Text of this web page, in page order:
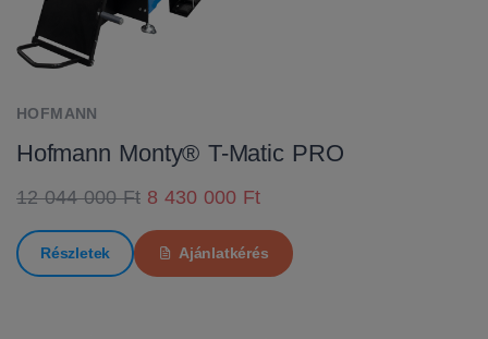
HOFMANN
Hofmann Monty® T-Matic PRO
12 044 000 Ft 8 430 000 Ft
Részletek Ajánlatkérés